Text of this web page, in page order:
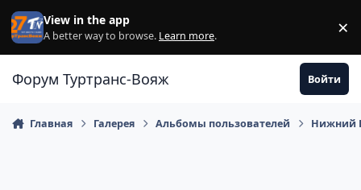
Перейти к содержанию
View in the app
A better way to browse. Learn more. ×
Форум Туртранс-Вояж Войти
Главная Галерея Альбомы пользователей Нижний